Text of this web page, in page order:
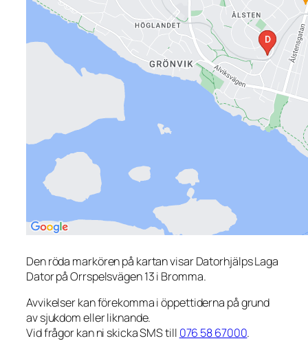
Den röda markören på kartan visar Datorhjälps Laga
Dator på Orrspelsvägen 13 i Bromma.
Avvikelser kan förekomma i öppettiderna på grund
av sjukdom eller liknande.
Vid frågor kan ni skicka SMS till 076 58 67000.